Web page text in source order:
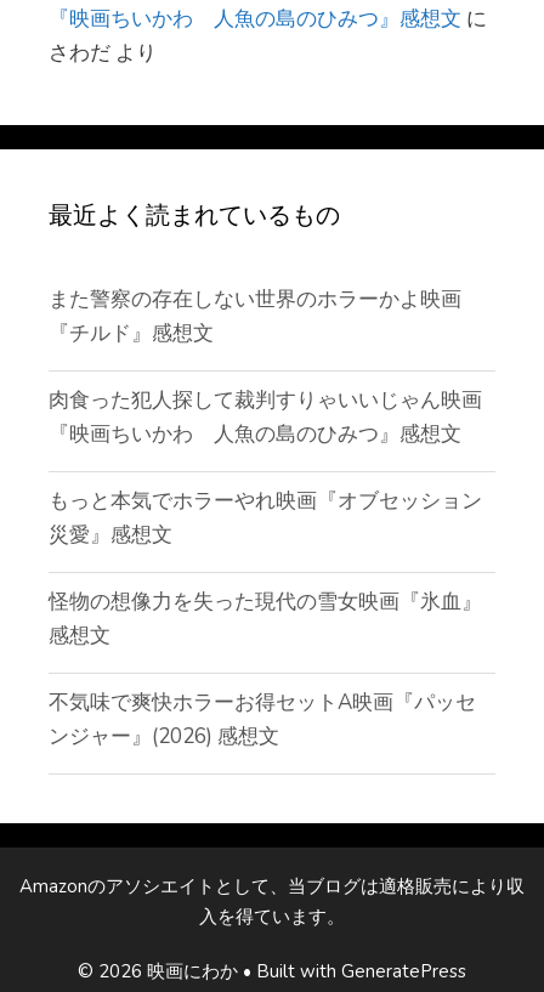
『映画ちいかわ 人魚の島のひみつ』感想文 に
さわだ より
最近よく読まれているもの
また警察の存在しない世界のホラーかよ映画
『チルド』感想文
肉食った犯人探して裁判すりゃいいじゃん映画
『映画ちいかわ 人魚の島のひみつ』感想文
もっと本気でホラーやれ映画『オブセッション
災愛』感想文
怪物の想像力を失った現代の雪女映画『氷血』
感想文
不気味で爽快ホラーお得セットA映画『パッセ
ンジャー』(2026) 感想文
Amazonのアソシエイトとして、当ブログは適格販売により収
入を得ています。
© 2026 映画にわか • Built with GeneratePress